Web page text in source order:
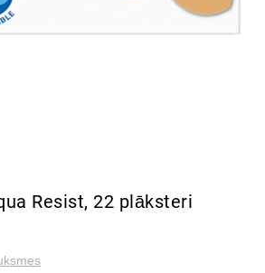
Resist, 22 plāksteri